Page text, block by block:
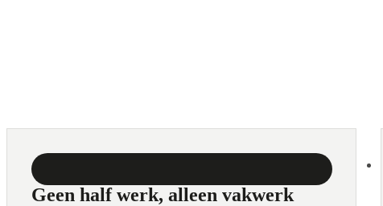
Geen half werk, alleen vakwerk